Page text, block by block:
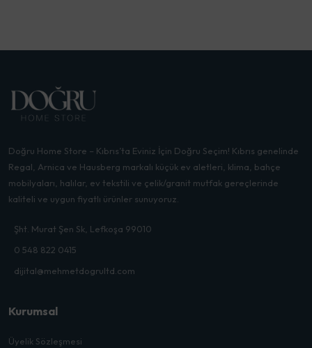
Doğru Home Store – Kıbrıs’ta Eviniz İçin Doğru Seçim! Kıbrıs genelinde
Regal, Arnica ve Hausberg markalı küçük ev aletleri, klima, bahçe
mobilyaları, halılar, ev tekstili ve çelik/granit mutfak gereçlerinde
kaliteli ve uygun fiyatlı ürünler sunuyoruz.
Şht. Murat Şen Sk, Lefkoşa 99010
0 548 822 0415
dijital@mehmetdogrultd.com
Kurumsal
Üyelik Sözleşmesi